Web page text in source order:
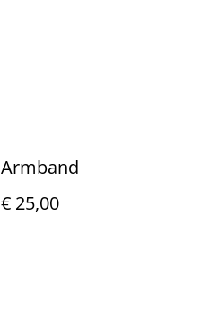
Armband
€ 25,00